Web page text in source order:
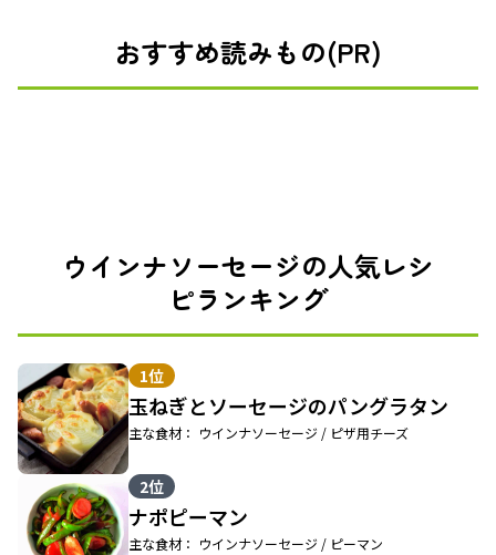
おすすめ読みもの(PR)
ウインナソーセージの人気レシ
ピランキング
1位
玉ねぎとソーセージのパングラタン
主な食材： ウインナソーセージ / ピザ用チーズ
2位
ナポピーマン
主な食材： ウインナソーセージ / ピーマン